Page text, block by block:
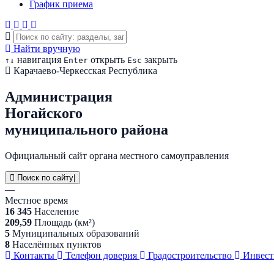
График приема
Найти вручную
↑ ↓ навигация Enter открыть Esc закрыть
Карачаево-Черкесская Республика
Администрация
Ногайского
муниципального района
Официальный сайт органа местного самоуправления
Поиск по сайту
—
Местное время
16 345 Население
209,59 Площадь (км²)
5 Муниципальных образований
8 Населённых пунктов
Контакты
Телефон доверия Градостроительство